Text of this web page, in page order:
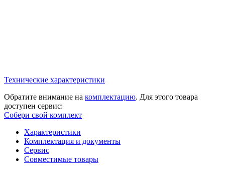
Технические характеристики
Обратите внимание на комплектацию. Для этого товара
доступен сервис:
Собери свой комплект
Характеристики
Комплектация и документы
Сервис
Совместимые товары